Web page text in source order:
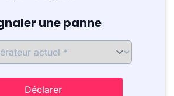
une panne
Déclarer